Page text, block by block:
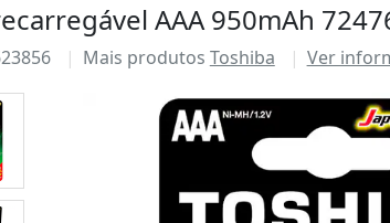
AAA 950mAh
Mais produtos Toshiba Ver